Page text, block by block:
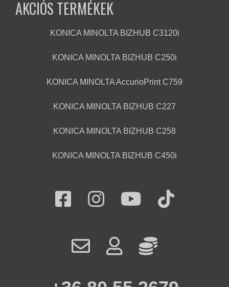
AKCIÓS TERMÉKEK
KONICA MINOLTA BIZHUB C3120i
KONICA MINOLTA BIZHUB C250i
KONICA MINOLTA AccurioPrint C759
KONICA MINOLTA BIZHUB C227
KONICA MINOLTA BIZHUB C258
KONICA MINOLTA BIZHUB C450i